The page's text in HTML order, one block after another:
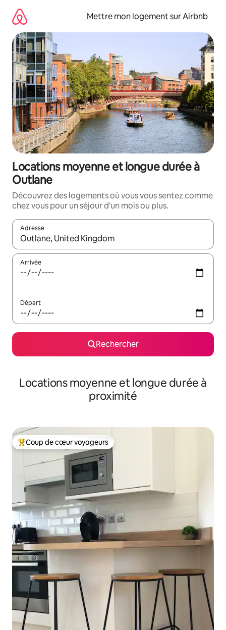
directement
contenu
Mettre mon logement sur Airbnb
Locations moyenne et longue durée à
Outlane
Découvrez des logements où vous vous sentez comme
chez vous pour un séjour d'un mois ou plus.
Adresse
Lorsque les résultats s'affichent, utilisez les flèches vers le
Arrivée
Départ
Rechercher
Locations moyenne et longue durée à
proximité
Coups de cœur voyageurs les plus appréciés
Coup de cœur voyageurs